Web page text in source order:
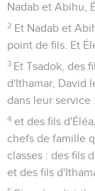
Nadab et Abihu,
2 Et Nadab et
point de fils. Et
3 Et Tsadok, des
d'Ithamar, David
dans leur service :
4 et des fils
chefs de famille
classes : des fils
et des fils